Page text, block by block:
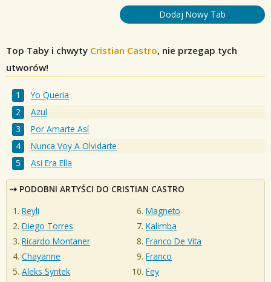
Dodaj Nowy Tab
Top Taby i chwyty Cristian Castro, nie przegap tych
utworów!
Yo Queria
Azul
Por Amarte Así
Nunca Voy A Olvidarte
Asi Era Ella
PODOBNI ARTYŚCI DO CRISTIAN CASTRO
Reyli
Diego Torres
Ricardo Montaner
Chayanne
Aleks Syntek
Magneto
Kalimba
Franco De Vita
Franco
Fey